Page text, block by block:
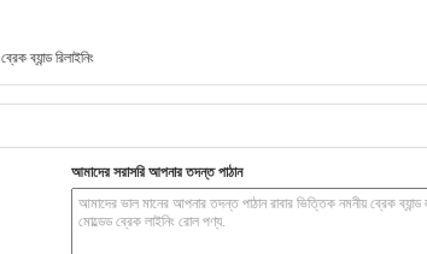
ব্রেক ব্যান্ড রিলাইনিং
আমাদের সরাসরি আপনার তদন্ত পাঠান